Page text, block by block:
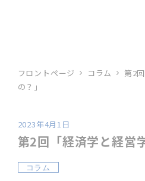
フロントページ コラム
第2
の？」
第2回「経済学と経営
投稿日
2023年4月1日
カテゴリー
コラム